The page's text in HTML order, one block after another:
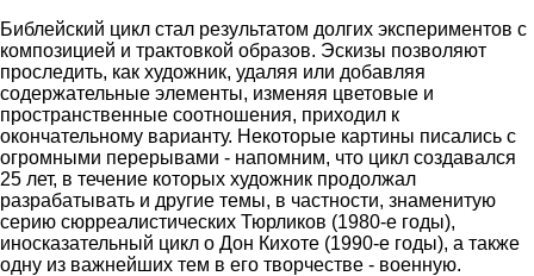
Библейский цикл стал результатом долгих экспериментов с
композицией и трактовкой образов. Эскизы позволяют
проследить, как художник, удаляя или добавляя
содержательные элементы, изменяя цветовые и
пространственные соотношения, приходил к
окончательному варианту. Некоторые картины писались с
огромными перерывами - напомним, что цикл создавался
25 лет, в течение которых художник продолжал
разрабатывать и другие темы, в частности, знаменитую
серию сюрреалистических Тюрликов (1980-е годы),
иносказательный цикл о Дон Кихоте (1990-е годы), а также
одну из важнейших тем в его творчестве - военную.